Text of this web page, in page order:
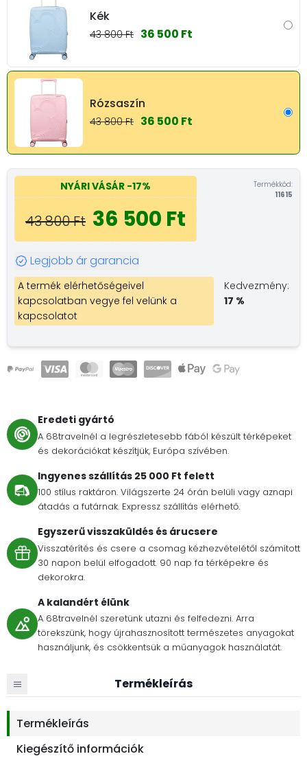
Kék
43 800 Ft 36 500 Ft
Rózsaszín
43 800 Ft 36 500 Ft
NYÁRI VÁSÁR -17%
43 800 Ft 36 500 Ft
Termékkód:
11615
Legjobb ár garancia
A termék elérhetőségeivel
kapcsolatban vegye fel velünk a
kapcsolatot
Kedvezmény:
17 %
Eredeti gyártó
A 68travelnél a legrészletesebb fából készült térképeket
és dekorációkat készítjük, Európa szívében.
Ingyenes szállítás 25 000 Ft felett
100 stílus raktáron. Világszerte 24 órán belüli vagy aznapi
átadás a futárnak. Expressz szállítás elérhető.
Egyszerű visszaküldés és árucsere
Visszatérítés és csere a csomag kézhezvételétől számított
30 napon belül elfogadott. 90 nap fa térképekre és
dekorokra.
A kalandért élünk
A 68travelnél szeretünk utazni és felfedezni. Arra
törekszünk, hogy újrahasznosított természetes anyagokat
használjunk, és csökkentsük a műanyagok használatát.
Termékleírás
Termékleírás
Kiegészítő információk